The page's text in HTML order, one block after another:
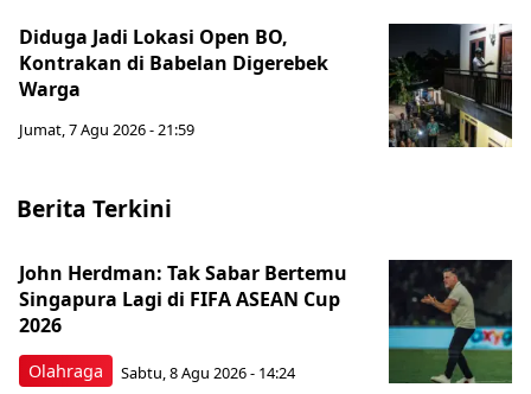
Diduga Jadi Lokasi Open BO,
Kontrakan di Babelan Digerebek
Warga
Jumat, 7 Agu 2026 - 21:59
Berita Terkini
Olahraga
John Herdman: Tak Sabar Bertemu
Singapura Lagi di FIFA ASEAN Cup
2026
Sabtu, 8 Agu 2026 - 14:24